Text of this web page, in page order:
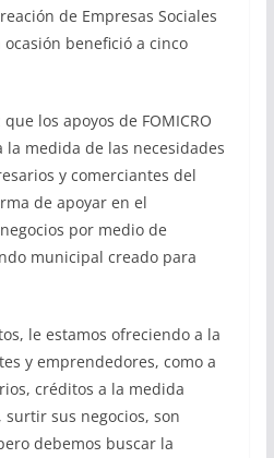
de Empresas Sociales
ocasión benefició a cinco
los apoyos de FOMICRO
la medida de las necesidades
y comerciantes del
de apoyar en el
por medio de
municipal creado para
le estamos ofreciendo a la
y emprendedores, como a
créditos a la medida
sus negocios, son
debemos buscar la